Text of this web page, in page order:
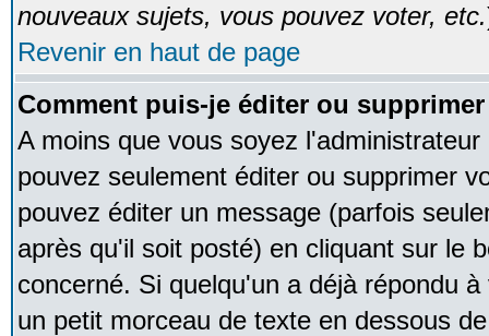
nouveaux sujets, vous pouvez voter, etc.
Revenir en haut de page
Comment puis-je éditer ou
A moins que vous soyez
pouvez seulement éditer ou supprimer
pouvez éditer un message (parfois
après qu'il soit posté) en cliquant sur le
concerné. Si quelqu'un a déjà répondu
un petit morceau de texte en dessous